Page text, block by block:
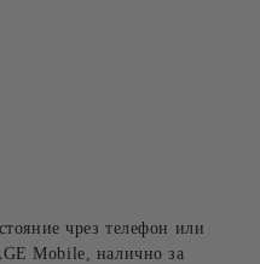
чрез телефон или
Mobile, налично за